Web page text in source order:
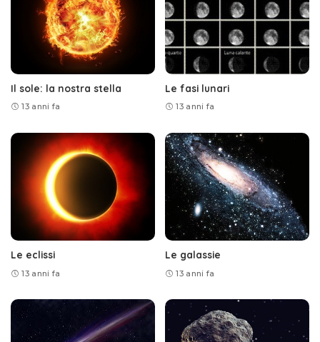
Il sole: la nostra stella
13 anni fa
Le fasi lunari
13 anni fa
Le eclissi
13 anni fa
Le galassie
13 anni fa